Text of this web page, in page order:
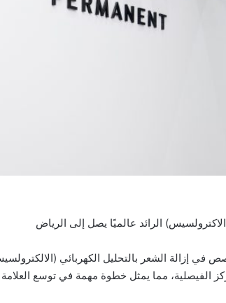
الرائد عالميًا يصل إلى الرياض
في إزالة الشعر بالتحليل الكهربائي
الفيصلية، مما يمثل خطوة مهمة في توسع